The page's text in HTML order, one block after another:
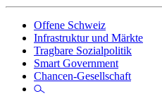
Offene Schweiz
Infrastruktur und Märkte
Tragbare Sozialpolitik
Smart Government
Chancen-Gesellschaft